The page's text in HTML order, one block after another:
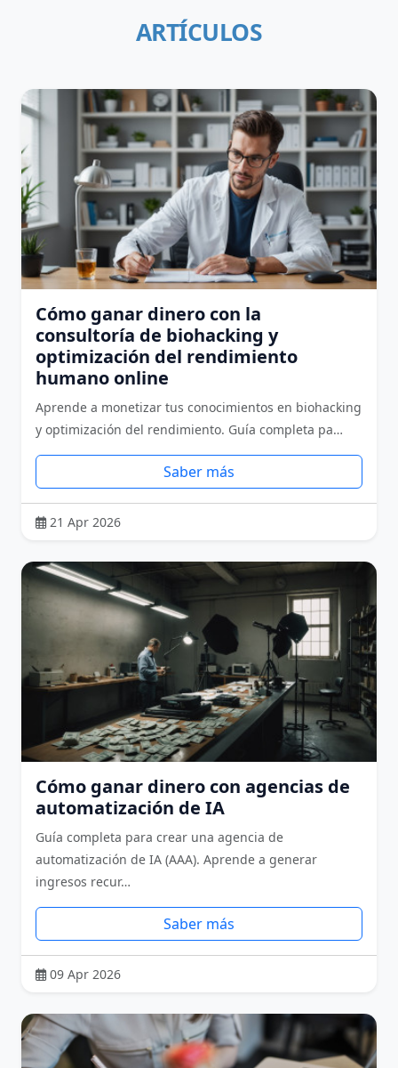
ARTÍCULOS
Cómo ganar dinero con la
consultoría de biohacking y
optimización del rendimiento
humano online
Aprende a monetizar tus conocimientos en biohacking
y optimización del rendimiento. Guía completa pa…
Saber más
21 Apr 2026
Cómo ganar dinero con agencias de
automatización de IA
Guía completa para crear una agencia de
automatización de IA (AAA). Aprende a generar
ingresos recur…
Saber más
09 Apr 2026